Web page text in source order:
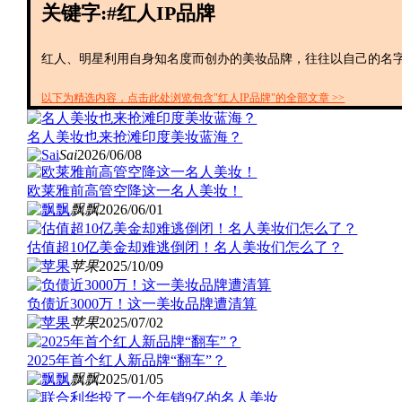
关键字:#红人IP品牌
红人、明星利用自身知名度而创办的美妆品牌，往往以自己的名
以下为精选内容，点击此处浏览包含"红人IP品牌"的全部文章 >>
名人美妆也来抢滩印度美妆蓝海？
Sai2026/06/08
欧莱雅前高管空降这一名人美妆！
飘飘2026/06/01
估值超10亿美金却难逃倒闭！名人美妆们怎么了？
苹果2025/10/09
负债近3000万！这一美妆品牌遭清算
苹果2025/07/02
2025年首个红人新品牌“翻车”？
飘飘2025/01/05